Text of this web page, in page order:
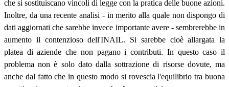
che si sostituiscano vincoli di legge con la pratica delle buone azioni.
Inoltre, da una recente analisi - in merito alla quale non dispongo di
dati aggiornati che sarebbe invece importante avere - sembrerebbe in
aumento il contenzioso dell'INAIL. Si sarebbe cioè allargata la
platea di aziende che non pagano i contributi. In questo caso il
problema non è solo dato dalla sottrazione di risorse dovute, ma
anche dal fatto che in questo modo si rovescia l'equilibrio tra buona